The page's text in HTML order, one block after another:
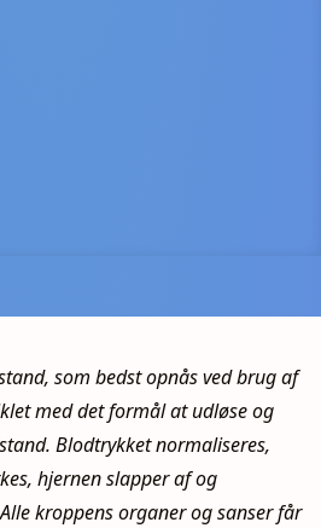
som bedst opnås ved brug af
med det formål at udløse og
Blodtrykket normaliseres,
hjernen slapper af og
kroppens organer og sanser får